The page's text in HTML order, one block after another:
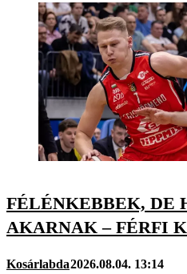
FÉLÉNKEBBEK, DE
AKARNAK – FÉRFI
Kosárlabda2026.08.04. 13:14